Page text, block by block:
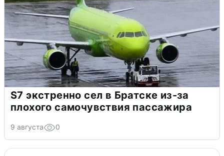
S7 экстренно сел в Братске из-за
плохого самочувствия пассажира
9 августа 0